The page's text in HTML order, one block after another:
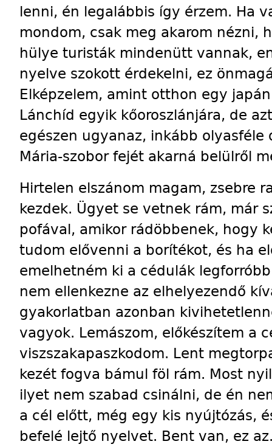
lenni, én legalábbis így érzem. Ha
mondom, csak meg akarom nézni,
hülye turisták mindenütt vannak,
nyelve szokott érdekelni, ez
Elképzelem, amint otthon egy
Lánchíd egyik kőoroszlánjára, de
egészen ugyanaz, inkább
Mária-szobor fejét akarná belülről
Hirtelen elszánom magam, zsebre
kezdek. Ügyet se vetnek rám, már
pofával, amikor rádöbbenek, hogy
tudom elővenni a borítékot, és ha
emelhetném ki a cédulák
nem ellenkezne az elhelyezendő
gyakorlatban azonban
vagyok. Lemászom, előkészítem a
viszszakapaszkodom. Lent
kezét fogva bámul föl rám. Most
ilyet nem szabad csinálni, de én
a cél előtt, még egy kis nyújtózás,
befelé lejtő nyelvet. Bent van, ez